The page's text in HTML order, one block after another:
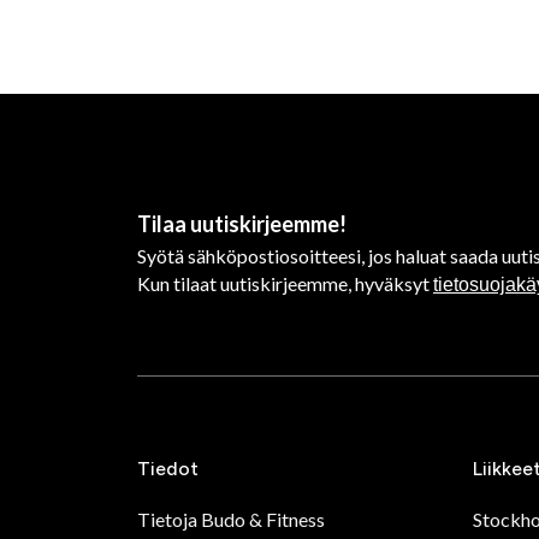
Tilaa uutiskirjeemme!
Syötä sähköpostiosoitteesi, jos haluat saada
Kun tilaat uutiskirjeemme, hyväksyt
Tiedot
Tietoja Budo & Fitness